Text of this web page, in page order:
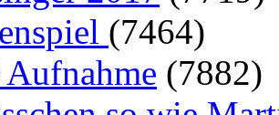
(7464)
(7882)